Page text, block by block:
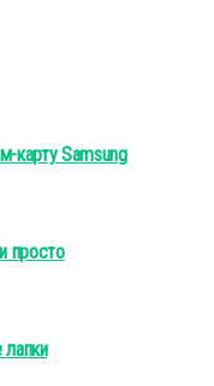
карту Samsung
просто
лапки